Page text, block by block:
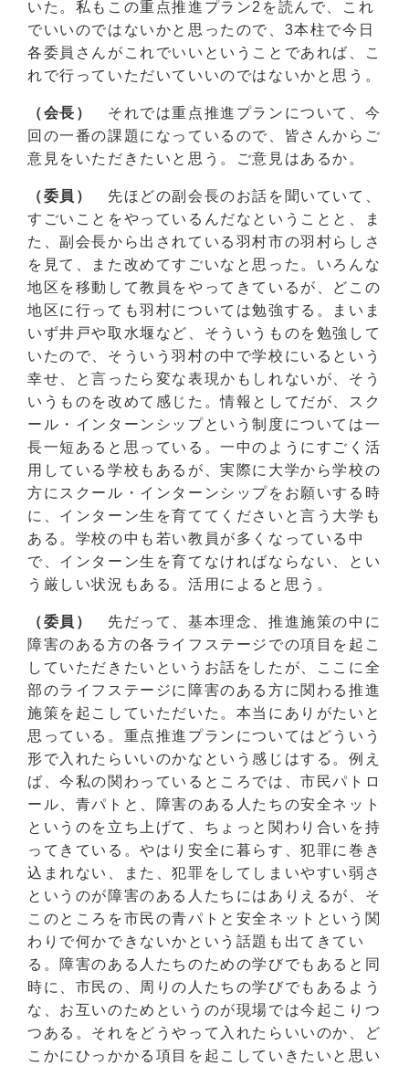
いた。私もこの重点推進プラン2を読んで、これ
でいいのではないかと思ったので、3本柱で今日
各委員さんがこれでいいということであれば、こ
れで行っていただいていいのではないかと思う。
（会長）
それでは重点推進プランについて、今
回の一番の課題になっているので、皆さんからご
意見をいただきたいと思う。ご意見はあるか。
（委員）
先ほどの副会長のお話を聞いていて、
すごいことをやっているんだなということと、ま
た、副会長から出されている羽村市の羽村らしさ
を見て、また改めてすごいなと思った。いろんな
地区を移動して教員をやってきているが、どこの
地区に行っても羽村については勉強する。まいま
いず井戸や取水堰など、そういうものを勉強して
いたので、そういう羽村の中で学校にいるという
幸せ、と言ったら変な表現かもしれないが、そう
いうものを改めて感じた。情報としてだが、スク
ール・インターンシップという制度については一
長一短あると思っている。一中のようにすごく活
用している学校もあるが、実際に大学から学校の
方にスクール・インターンシップをお願いする時
に、インターン生を育ててくださいと言う大学も
ある。学校の中も若い教員が多くなっている中
で、インターン生を育てなければならない、とい
う厳しい状況もある。活用によると思う。
（委員）
先だって、基本理念、推進施策の中に
障害のある方の各ライフステージでの項目を起こ
していただきたいというお話をしたが、ここに全
部のライフステージに障害のある方に関わる推進
施策を起こしていただいた。本当にありがたいと
思っている。重点推進プランについてはどういう
形で入れたらいいのかなという感じはする。例え
ば、今私の関わっているところでは、市民パトロ
ール、青パトと、障害のある人たちの安全ネット
というのを立ち上げて、ちょっと関わり合いを持
ってきている。やはり安全に暮らす、犯罪に巻き
込まれない、また、犯罪をしてしまいやすい弱さ
というのが障害のある人たちにはありえるが、そ
このところを市民の青パトと安全ネットという関
わりで何かできないかという話題も出てきてい
る。障害のある人たちのための学びでもあると同
時に、市民の、周りの人たちの学びでもあるよう
な、お互いのためというのが現場では今起こりつ
つある。それをどうやって入れたらいいのか、ど
こかにひっかかる項目を起こしていきたいと思い